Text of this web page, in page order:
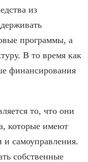
из
программы, а
В то время как
финансирования
то, что они
которые имеют
и самоуправления.
собственные